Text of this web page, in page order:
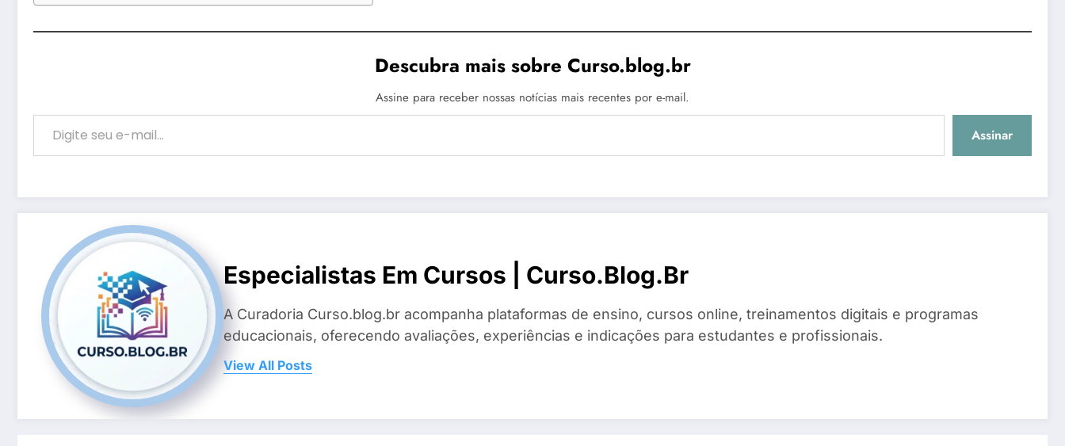
Descubra mais sobre Curso.blog.br
Assine para receber nossas notícias mais recentes por e-mail.
Digite seu e-mail…
Assinar
Especialistas Em Cursos | Curso.blog.br
A Curadoria Curso.blog.br acompanha plataformas de ensino, cursos online, treinamentos digitais e programas
educacionais, oferecendo avaliações, experiências e indicações para estudantes e profissionais.
View All Posts